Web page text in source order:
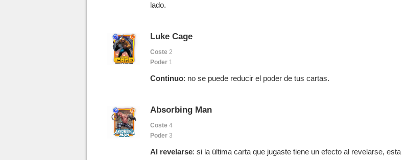
lado.
Luke Cage
Coste 2
Poder 1
Continuo: no se puede reducir el poder de tus cartas.
Absorbing Man
Coste 4
Poder3
Al revelarse: si la última carta que jugaste tiene un efecto al revelarse, esta